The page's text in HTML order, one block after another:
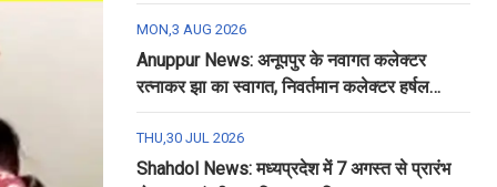
MON,3 AUG 2026
Anuppur News: अनूपपुर के नवागत कलेक्टर
रत्नाकर झा का स्वागत, निवर्तमान कलेक्टर हर्षल
पंचोली को दी गई विदाई
THU,30 JUL 2026
Shahdol News: मध्यप्रदेश में 7 अगस्त से प्रारंभ